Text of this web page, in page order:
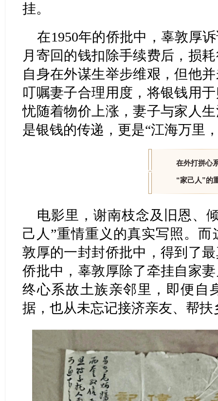
挂。
在1950年的侨批中，辜敦厚
月寄回的钱扣除手续费后，损
自身在外谋生举步维艰，但他
叮嘱妻子合理用度，将银钱用
忧随着物价上涨，妻子与家人
是银钱的传递，更是“江海万里
在外打拼心
“家己人”的
电影里，谢南枝念及旧恩、
己人”重情重义的真实写照。
敦厚的一封封侨批中，得到了
侨批中，辜敦厚除了牵挂自家
终心系故土族亲邻里，即便自
据，也从未忘记接济亲友、帮扶